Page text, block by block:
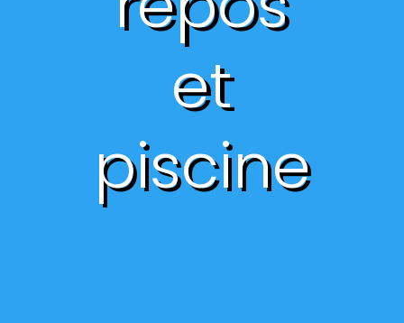
et
piscine